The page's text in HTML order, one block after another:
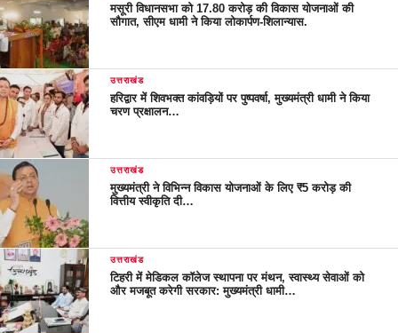
मसूरी विधानसभा को 17.80 करोड़ की विकास योजनाओं की
सौगात, सीएम धामी ने किया लोकार्पण-शिलान्यास.
उत्तराखंड
हरिद्वार में शिवभक्त कांवड़ियों पर पुष्पवर्षा, मुख्यमंत्री धामी ने किया
चरण प्रक्षालन…
उत्तराखंड
मुख्यमंत्री ने विभिन्न विकास योजनाओं के लिए ₹5 करोड़ की
वित्तीय स्वीकृति दी…
उत्तराखंड
टिहरी में मेडिकल कॉलेज स्थापना पर मंथन, स्वास्थ्य सेवाओं को
और मजबूत करेगी सरकार: मुख्यमंत्री धामी…